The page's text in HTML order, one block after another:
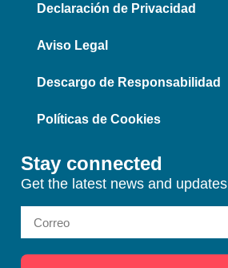
Declaración de Privacidad
Aviso Legal
Descargo de Responsabilidad
Políticas de Cookies
Stay connected
Get the latest news and updates